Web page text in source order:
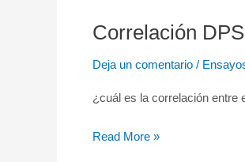
Correlación
Deja un comentario /
¿cuál es la correlación entre
Correlación
y
SPT
Ensayos
Read More »